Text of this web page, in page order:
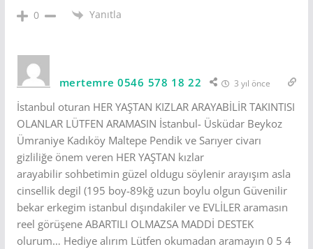
0 Yanıtla
mertemre 0546 578 18 22 3 yıl önce
İstanbul oturan HER YAŞTAN KIZLAR ARAYABİLİR TAKINTISI
OLANLAR LÜTFEN ARAMASIN İstanbul- Üsküdar Beykoz
Ümraniye Kadıköy Maltepe Pendik ve Sarıyer civarı
gizliliğe önem veren HER YAŞTAN kızlar
arayabilir sohbetimin güzel oldugu söylenir arayışım asla
cinsellik degil (195 boy-89kğ uzun boylu olgun Güvenilir
bekar erkegim istanbul dışındakiler ve EVLİLER aramasın
reel görüşene ABARTILI OLMAZSA MADDİ DESTEK
olurum… Hediye alırım Lütfen okumadan aramayın 0 5 4